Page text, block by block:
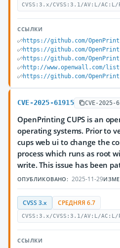
CVSS:3.x/CVSS:3.1/AV:L/
ССЫЛКИ
https://github.com/
https://github.com/
https://github.com/
http://www.openwall.com/
https://github.com/
CVE-2025-61915 CVE-2025-
OpenPrinting CUPS is an
operating systems. Prior to
cups web ui to change the
process which runs as root
write. This issue has been
ОПУБЛИКОВАНО: 2025-11-29
CVSS 3.x СРЕДНЯЯ 6.7
CVSS:3.x/CVSS:3.1/AV:L/
ССЫЛКИ